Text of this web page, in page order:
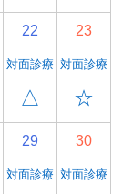
22
対面診療
△
23
対面診療
☆
29
対面診療
30
対面診療